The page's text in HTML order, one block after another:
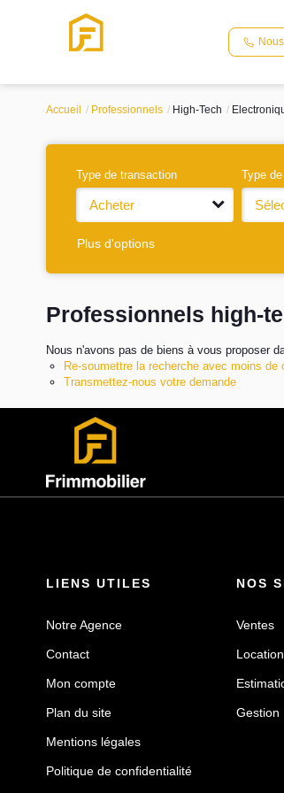
Accueil Professionnels High-Tech
Type de transaction
Acheter
Type
Plus d'options
Professionnels high-
Nous n'avons pas de biens à vous proposer
Re-soumettre la recherche avec moins de
Transmettez-nous votre demande
LIENS UTILES
Notre Agence
Contact
Mon compte
Plan du site
Mentions légales
Politique de confidentialité
NOS
Ventes
Gestion